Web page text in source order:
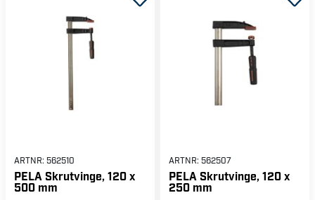
ARTNR: 562510
PELA Skrutvinge, 120 x
500 mm
ARTNR: 562507
PELA Skrutvinge, 120 x
250 mm